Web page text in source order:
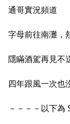
通哥實況頻道
字母前往南灘，
隱瞞酒駕再見不
四年跟風一次也
－－－－以下為